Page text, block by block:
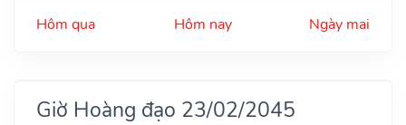
Hôm qua Hôm nay Ngày mai
Giờ Hoàng đạo 23/02/2045